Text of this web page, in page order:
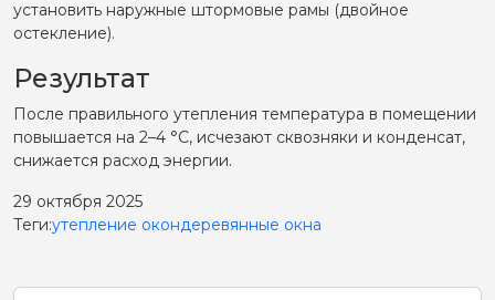
установить наружные штормовые рамы (двойное
остекление).
Результат
После правильного утепления температура в помещении
повышается на 2–4 °C, исчезают сквозняки и конденсат,
снижается расход энергии.
29 октября 2025
Теги:утепление окондеревянные окна